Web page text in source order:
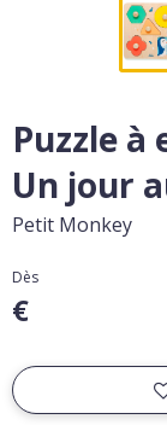
Puzzle
Un jour
Petit Monkey
Dès
€